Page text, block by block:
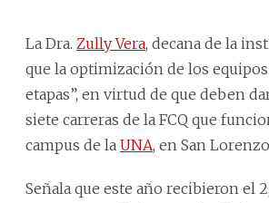
La Dra. Zully Vera, decana de la
que la optimización de los
etapas”, en virtud de que deben
siete carreras de la FCQ que
campus de la UNA, en San
Señala que este año recibieron el